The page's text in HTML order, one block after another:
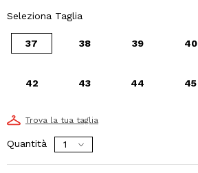
Seleziona Taglia
37 38 39 40
42 43 44 45
Trova la tua taglia
Quantità